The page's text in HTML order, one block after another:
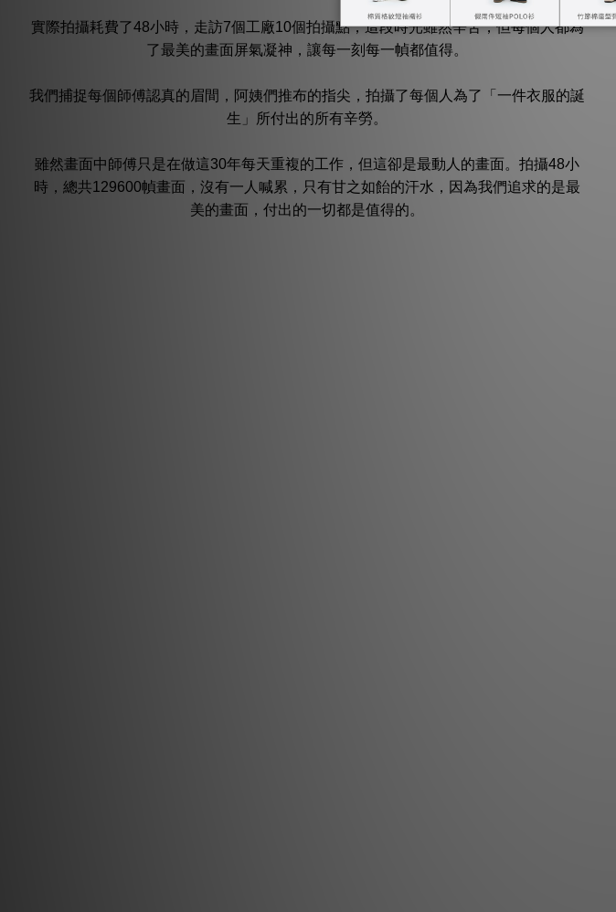
實際拍攝耗費了48小時，走訪7個工廠10個拍攝點，這段時光雖然辛苦，但每個人都為
了最美的畫面屏氣凝神，讓每一刻每一幀都值得。
我們捕捉每個師傅認真的眉間，阿姨們推布的指尖，拍攝了每個人為了「一件衣服的誕
生」所付出的所有辛勞。
雖然畫面中師傅只是在做這30年每天重複的工作，但這卻是最動人的畫面。拍攝48小
時，總共129600幀畫面，沒有一人喊累，只有甘之如飴的汗水，因為我們追求的是最
美的畫面，付出的一切都是值得的。